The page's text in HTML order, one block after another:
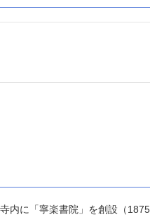
内に「寧楽書院」を創設（